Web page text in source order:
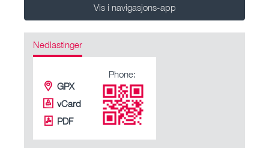
Vis i navigasjons-app
Nedlastinger
GPX
vCard
PDF
Phone: